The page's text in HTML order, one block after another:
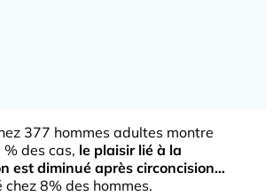
377 hommes adultes montre
des cas, le plaisir lié à la
est diminué après circoncision…
8% des hommes.